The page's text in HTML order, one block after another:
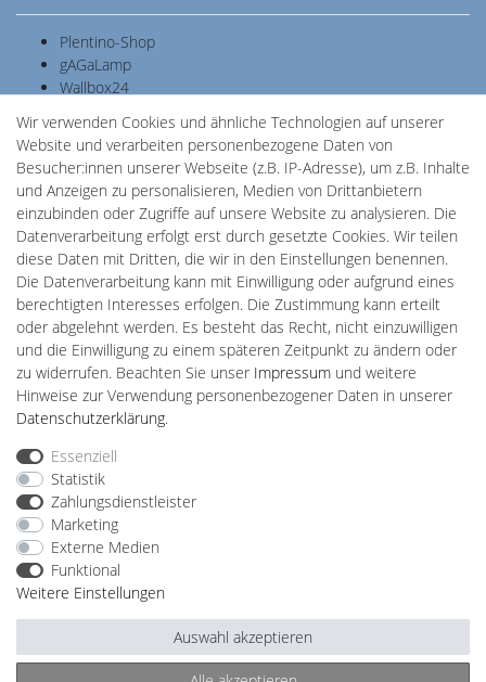
Plentino-Shop
gAGaLamp
Wallbox24
Batteriespeicher
PlentiSolar
Gebrauchtlicht
Ledkauf
DEYESOLAR
Lightech Connect
CardanLight Europe
FORTIMO LEDs
LED-RETROSHOP
MeinUSB
Impressum
Barrierefreiheitserklärung
Vertrag widerrufen
© Copyright 2026 | Alle Rechte vorbehalten.
Wir verwenden Cookies und ähnliche Technologien auf unserer
Website und verarbeiten personenbezogene Daten von
Besucher:innen unserer Webseite (z.B. IP-Adresse), um z.B. Inhalte
und Anzeigen zu personalisieren, Medien von Drittanbietern
einzubinden oder Zugriffe auf unsere Website zu analysieren. Die
Datenverarbeitung erfolgt erst durch gesetzte Cookies. Wir teilen
diese Daten mit Dritten, die wir in den Einstellungen benennen.
Die Datenverarbeitung kann mit Einwilligung oder aufgrund eines
berechtigten Interesses erfolgen. Die Zustimmung kann erteilt
oder abgelehnt werden. Es besteht das Recht, nicht einzuwilligen
und die Einwilligung zu einem späteren Zeitpunkt zu ändern oder
zu widerrufen. Beachten Sie unser Impressum und weitere
Hinweise zur Verwendung personenbezogener Daten in unserer
Daten­schutz­erklärung.
Essenziell
Statistik
Zahlungsdienstleister
Marketing
Externe Medien
Funktional
Weitere Einstellungen
Auswahl akzeptieren